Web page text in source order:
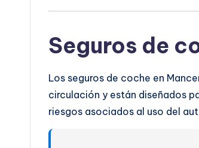
Seguros de
Los seguros de coche en
circulación y están diseñados
riesgos asociados al uso del